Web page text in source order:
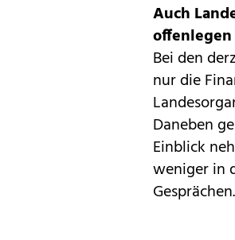
Auch
offenlegen
Bei den
nur die
Daneben
Einblick
weniger in
Gesprächen.